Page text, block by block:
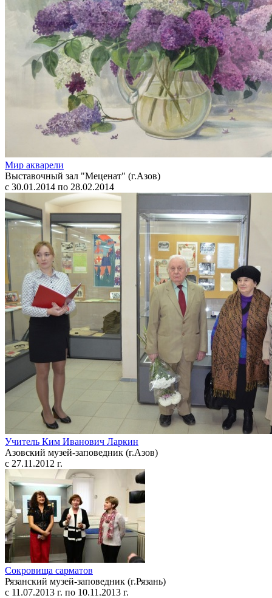
Мир акварели
Выставочный зал "Меценат" (г.Азов)
с 30.01.2014 по 28.02.2014
Учитель Ким Иванович Ларкин
Азовский музей-заповедник (г.Азов)
с 27.11.2012 г.
Сокровища сарматов
Рязанский музей-заповедник (г.Рязань)
с 11.07.2013 г. по 10.11.2013 г.